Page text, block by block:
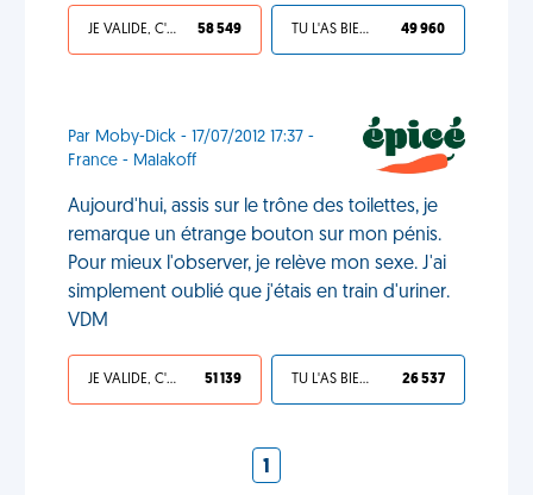
JE VALIDE, C'EST UNE VDM 58 549 TU L'AS BIEN MÉRITÉ 49 960
Par Moby-Dick - 17/07/2012 17:37 -
France - Malakoff
Aujourd'hui, assis sur le trône des toilettes, je
remarque un étrange bouton sur mon pénis.
Pour mieux l'observer, je relève mon sexe. J'ai
simplement oublié que j'étais en train d'uriner.
VDM
JE VALIDE, C'EST UNE VDM 51 139 TU L'AS BIEN MÉRITÉ 26 537
1